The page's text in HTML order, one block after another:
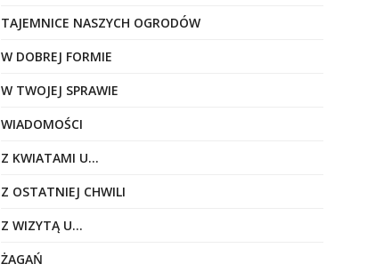
TAJEMNICE NASZYCH OGRODÓW
W DOBREJ FORMIE
W TWOJEJ SPRAWIE
WIADOMOŚCI
Z KWIATAMI U…
Z OSTATNIEJ CHWILI
Z WIZYTĄ U…
ŻAGAŃ